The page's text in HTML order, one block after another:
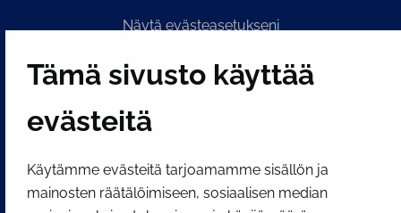
Tämä sivusto käyttää
evästeitä
Käytämme evästeitä tarjoamamme sisällön ja
mainosten räätälöimiseen, sosiaalisen median
Näytä evästeasetukseni
SOSIAALINEN MEDIA